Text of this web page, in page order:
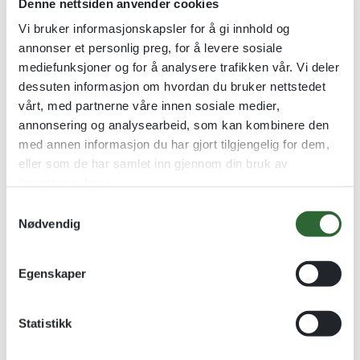
Denne nettsiden anvender cookies
Vi bruker informasjonskapsler for å gi innhold og
annonser et personlig preg, for å levere sosiale
mediefunksjoner og for å analysere trafikken vår. Vi deler
dessuten informasjon om hvordan du bruker nettstedet
vårt, med partnerne våre innen sosiale medier,
annonsering og analysearbeid, som kan kombinere den
med annen informasjon du har gjort tilgjengelig for dem,
eller som de har samlet inn gjennom din bruk av
Nødvendig
Egenskaper
Statistikk
Diplom Løp
Løpediplom i A4
kr20,00
Se alternativer
Terrengløp Messingmedalje
kr32,00
Se alternativer